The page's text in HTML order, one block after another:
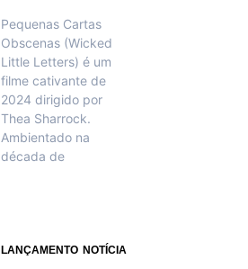
Pequenas Cartas
Obscenas (Wicked
Little Letters) é um
filme cativante de
2024 dirigido por
Thea Sharrock.
Ambientado na
década de
LANÇAMENTO NOTÍCIA